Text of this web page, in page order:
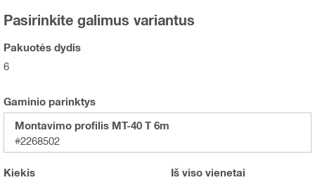
Pasirinkite galimus variantus
Pakuotės dydis
6
Gaminio parinktys
Montavimo profilis MT-40 T 6m
#2268502
Kiekis Iš visovienetai